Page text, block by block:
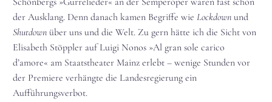
der Ausklang. Denn danach kamen Begriffe wie Lockdown und
Shutdown über uns und die Welt. Zu gern hätte ich die Sicht von
Elisabeth Stöppler auf Luigi Nonos »Al gran sole carico
d’amore« am Staatstheater Mainz erlebt – wenige Stunden vor
der Premiere verhängte die Landesregierung ein
Aufführungsverbot.